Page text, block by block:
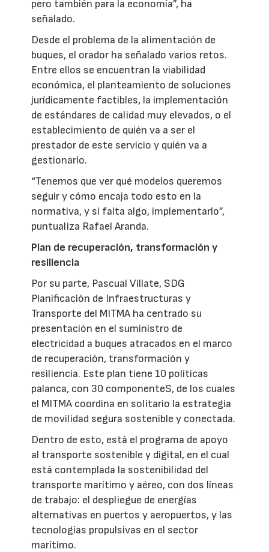
pero también para la economía”, ha
señalado.
Desde el problema de la alimentación de
buques, el orador ha señalado varios retos.
Entre ellos se encuentran la viabilidad
económica, el planteamiento de soluciones
jurídicamente factibles, la implementación
de estándares de calidad muy elevados, o el
establecimiento de quién va a ser el
prestador de este servicio y quién va a
gestionarlo.
“Tenemos que ver qué modelos queremos
seguir y cómo encaja todo esto en la
normativa, y si falta algo, implementarlo”,
puntualiza Rafael Aranda.
Plan de recuperación, transformación y
resiliencia
Por su parte, Pascual Villate, SDG
Planificación de Infraestructuras y
Transporte del MITMA ha centrado su
presentación en el suministro de
electricidad a buques atracados en el marco
de recuperación, transformación y
resiliencia. Este plan tiene 10 políticas
palanca, con 30 componenteS, de los cuales
el MITMA coordina en solitario la estrategia
de movilidad segura sostenible y conectada.
Dentro de esto, está el programa de apoyo
al transporte sostenible y digital, en el cual
está contemplada la sostenibilidad del
transporte marítimo y aéreo, con dos líneas
de trabajo: el despliegue de energías
alternativas en puertos y aeropuertos, y las
tecnologías propulsivas en el sector
marítimo.